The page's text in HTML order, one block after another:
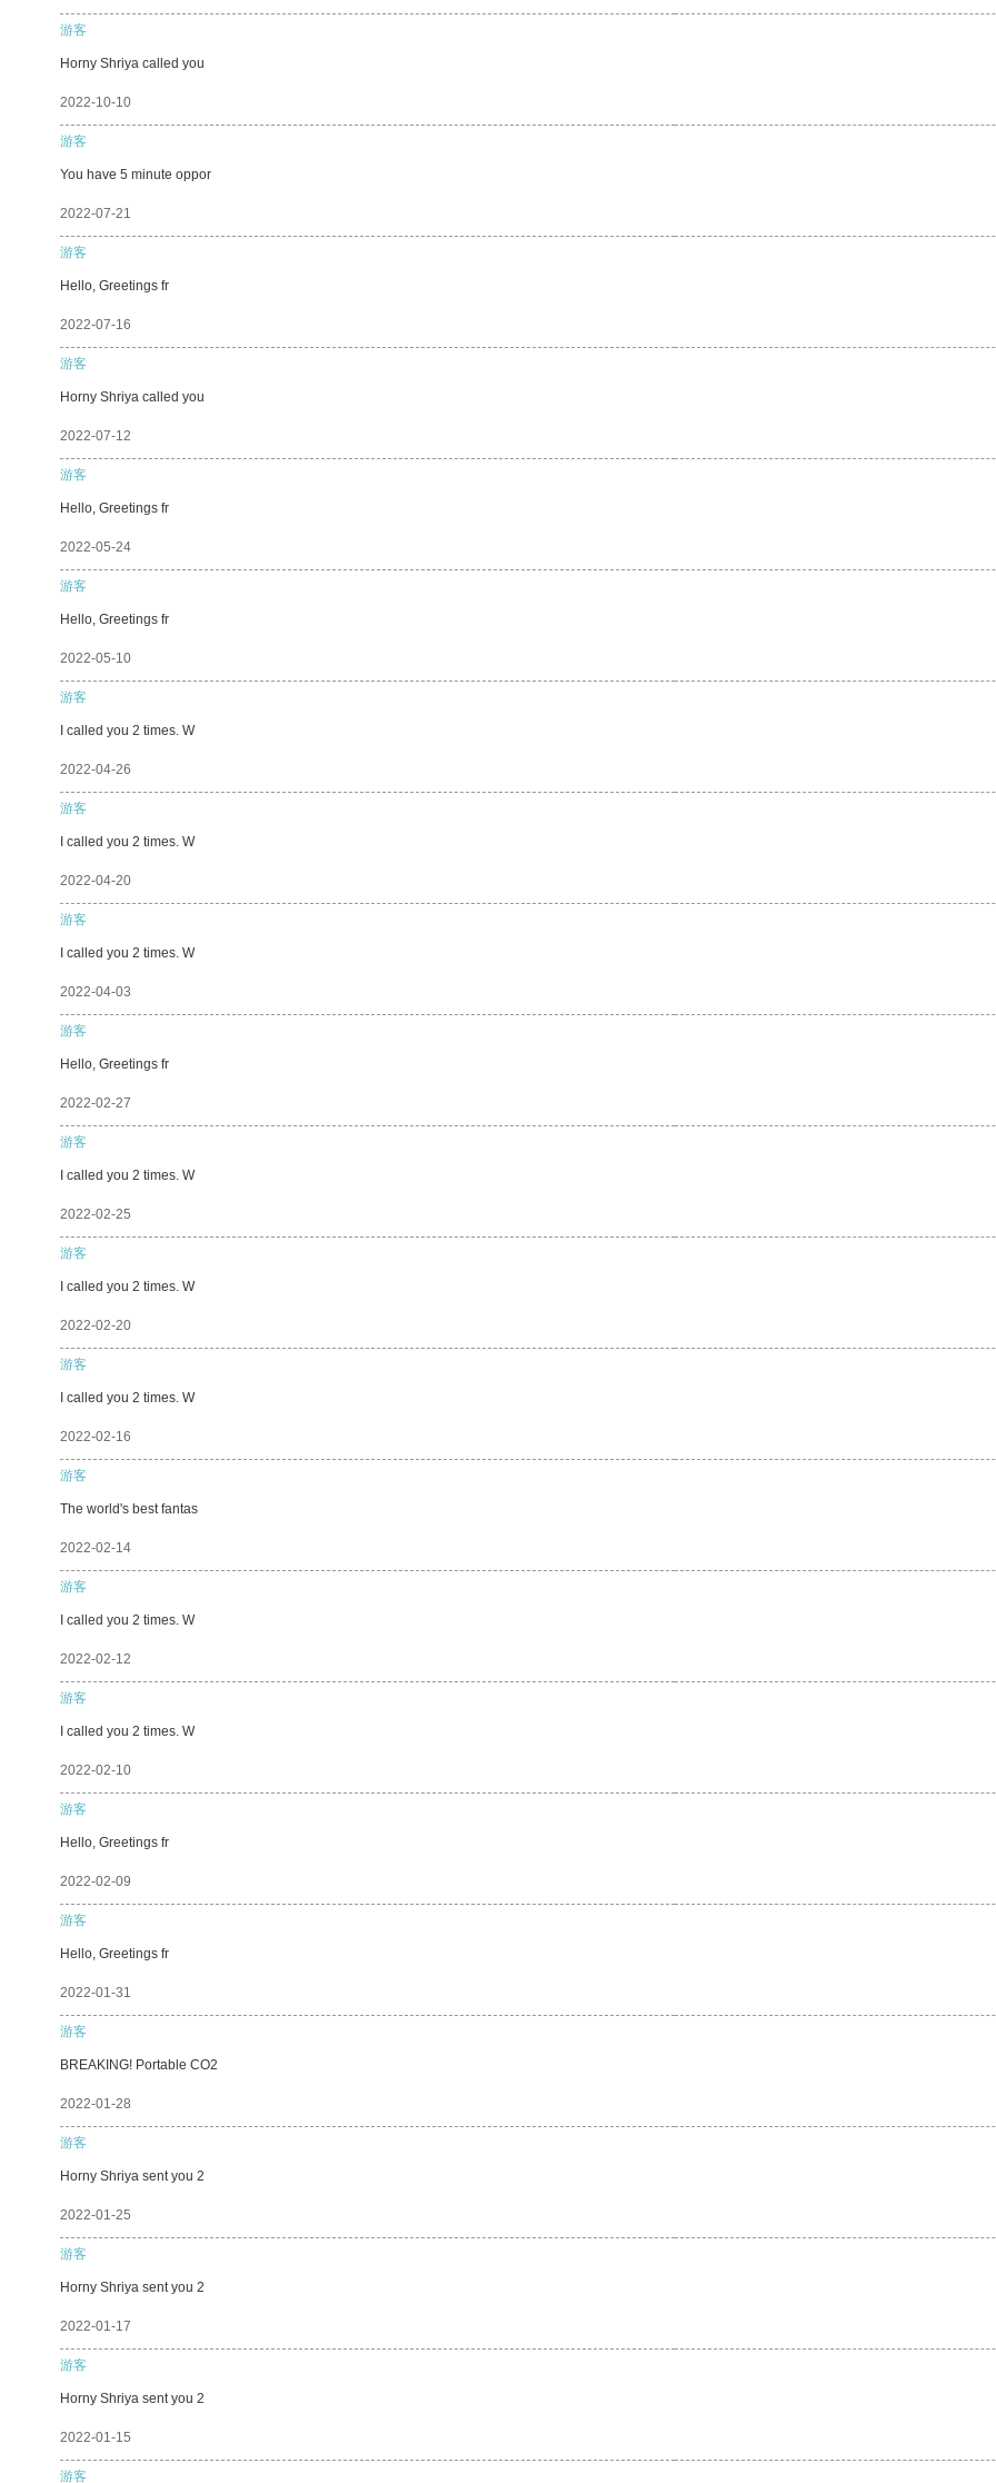
游客
Horny Shriya called you
2022-10-10
游客
You have 5 minute oppor
2022-07-21
游客
Hello, Greetings fr
2022-07-16
游客
Horny Shriya called you
2022-07-12
游客
Hello, Greetings fr
2022-05-24
游客
Hello, Greetings fr
2022-05-10
游客
I called you 2 times. W
2022-04-26
游客
I called you 2 times. W
2022-04-20
游客
I called you 2 times. W
2022-04-03
游客
Hello, Greetings fr
2022-02-27
游客
I called you 2 times. W
2022-02-25
游客
I called you 2 times. W
2022-02-20
游客
I called you 2 times. W
2022-02-16
游客
The world's best fantas
2022-02-14
游客
I called you 2 times. W
2022-02-12
游客
I called you 2 times. W
2022-02-10
游客
Hello, Greetings fr
2022-02-09
游客
Hello, Greetings fr
2022-01-31
游客
BREAKING! Portable CO2
2022-01-28
游客
Horny Shriya sent you 2
2022-01-25
游客
Horny Shriya sent you 2
2022-01-17
游客
Horny Shriya sent you 2
2022-01-15
游客